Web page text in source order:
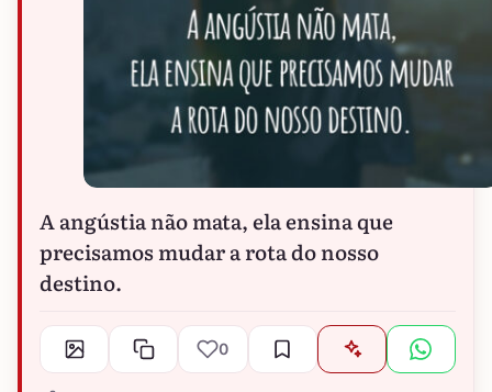
A angústia não mata, ela ensina que
precisamos mudar a rota do nosso
destino.
0